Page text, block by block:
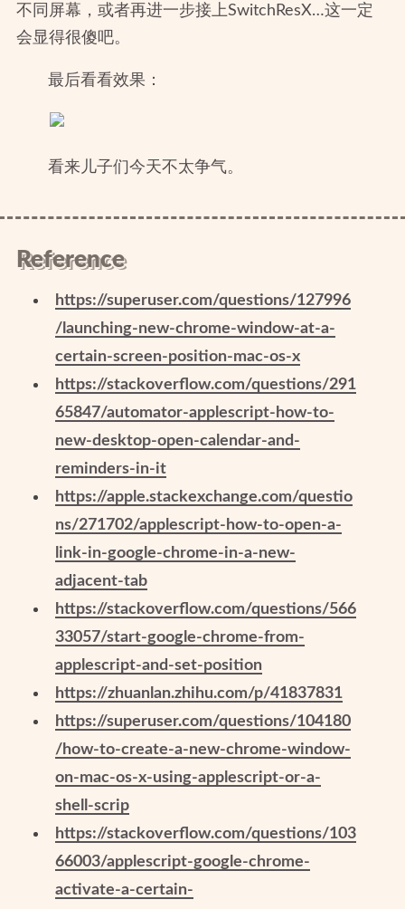
不同屏幕，或者再进一步接上SwitchResX…这一定
会显得很傻吧。
最后看看效果：
看来儿子们今天不太争气。
Reference
https://superuser.com/questions/127996
/launching-new-chrome-window-at-a-
certain-screen-position-mac-os-x
https://stackoverflow.com/questions/291
65847/automator-applescript-how-to-
new-desktop-open-calendar-and-
reminders-in-it
https://apple.stackexchange.com/questio
ns/271702/applescript-how-to-open-a-
link-in-google-chrome-in-a-new-
adjacent-tab
https://stackoverflow.com/questions/566
33057/start-google-chrome-from-
applescript-and-set-position
https://zhuanlan.zhihu.com/p/41837831
https://superuser.com/questions/104180
/how-to-create-a-new-chrome-window-
on-mac-os-x-using-applescript-or-a-
shell-scrip
https://stackoverflow.com/questions/103
66003/applescript-google-chrome-
activate-a-certain-